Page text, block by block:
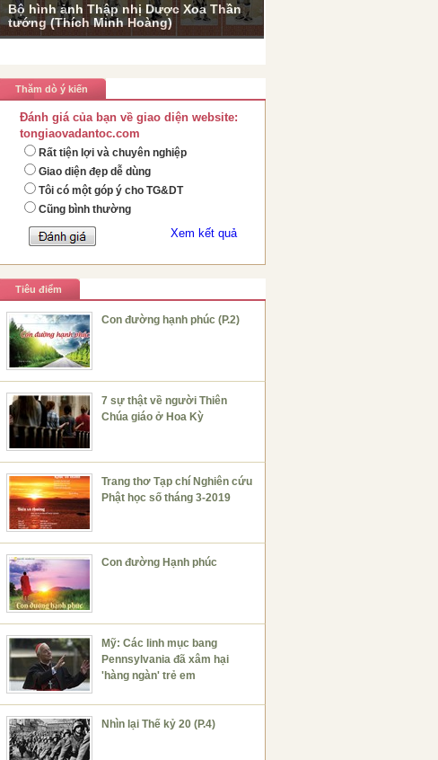
Bộ hình ảnh Thập nhị Dược Xoa Thần
tướng (Thích Minh Hoàng)
Thăm dò ý kiến
Đánh giá của bạn về giao diện website:
tongiaovadantoc.com
Rất tiện lợi và chuyên nghiệp
Giao diện đẹp dễ dùng
Tôi có một góp ý cho TG&DT
Cũng bình thường
Xem kết quả
Tiêu điểm
Con đường hạnh phúc (P.2)
7 sự thật về người Thiên
Chúa giáo ở Hoa Kỳ
Trang thơ Tạp chí Nghiên cứu
Phật học số tháng 3-2019
Con đường Hạnh phúc
Mỹ: Các linh mục bang
Pennsylvania đã xâm hại
'hàng ngàn' trẻ em
Nhìn lại Thế kỷ 20 (P.4)